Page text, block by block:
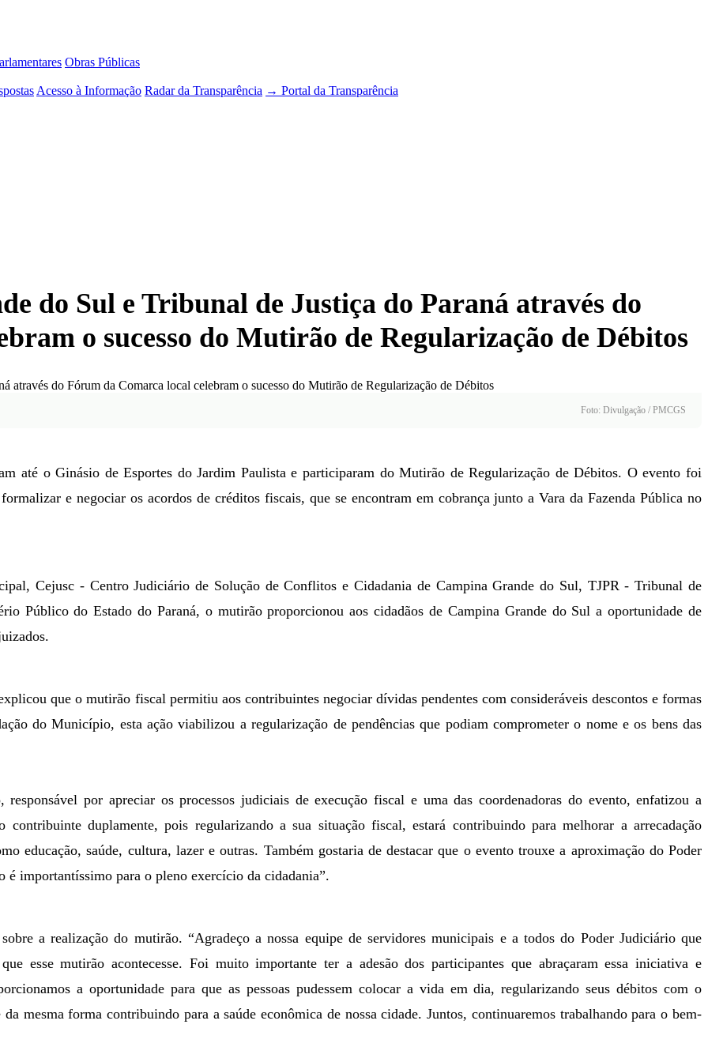
Obras Públicas
Acesso à Informação Radar da Transparência → Portal da Transparência
do Sul e Tribunal de Justiça do Paraná através do
o sucesso do Mutirão de Regularização de Débitos
Foto: Divulgação / PMCGS
até o Ginásio de Esportes do Jardim Paulista e participaram do Mutirão de Regularização de Débitos. O evento foi
e negociar os acordos de créditos fiscais, que se encontram em cobrança junto a Vara da Fazenda Pública no
Cejusc - Centro Judiciário de Solução de Conflitos e Cidadania de Campina Grande do Sul, TJPR - Tribunal de
Público doEstado do Paraná, o mutirão proporcionou aos cidadãos de Campina Grande do Sul a oportunidade de
que o mutirão fiscal permitiu aos contribuintes negociar dívidas pendentes com consideráveis descontos e formas
do Município, esta ação viabilizou a regularização de pendências que podiam comprometer o nome e os bens das
por apreciar os processos judiciais de execução fiscal e uma das coordenadoras do evento, enfatizou a
duplamente, pois regularizando a sua situação fiscal, estará contribuindo para melhorar a arrecadação
educação, saúde, cultura, lazer e outras. Também gostaria de destacar que o evento trouxe a aproximação do Poder
importantíssimo para o pleno exercício da cidadania”.
a realização do mutirão. “Agradeço a nossa equipe de servidores municipais e a todos do Poder Judiciário que
esse mutirão acontecesse. Foi muito importante ter a adesão dos participantes que abraçaram essa iniciativa e
a oportunidade para que as pessoas pudessem colocar a vida em dia, regularizando seus débitos com o
mesma forma contribuindo para a saúde econômica de nossa cidade. Juntos, continuaremos trabalhando para o bem-